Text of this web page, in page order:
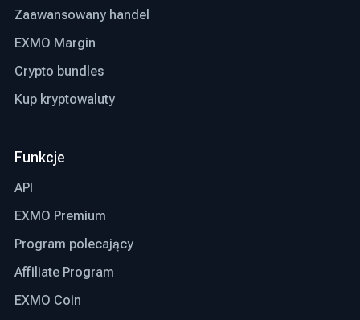
Zaawansowany handel
EXMO Margin
Crypto bundles
Kup kryptowaluty
Funkcje
API
EXMO Premium
Program polecający
Affiliate Program
EXMO Coin